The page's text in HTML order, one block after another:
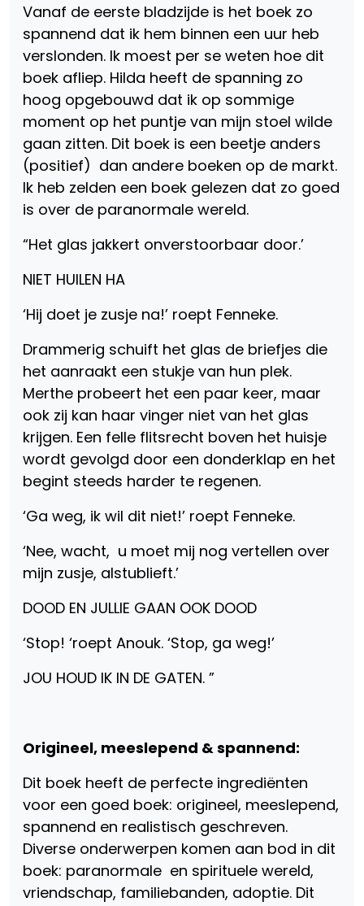
Vanaf de eerste bladzijde is het boek zo
spannend dat ik hem binnen een uur heb
verslonden. Ik moest per se weten hoe dit
boek afliep. Hilda heeft de spanning zo
hoog opgebouwd dat ik op sommige
moment op het puntje van mijn stoel wilde
gaan zitten. Dit boek is een beetje anders
(positief) dan andere boeken op de markt.
Ik heb zelden een boek gelezen dat zo goed
is over de paranormale wereld.
“Het glas jakkert onverstoorbaar door.’
NIET HUILEN HA
‘Hij doet je zusje na!’ roept Fenneke.
Drammerig schuift het glas de briefjes die
het aanraakt een stukje van hun plek.
Merthe probeert het een paar keer, maar
ook zij kan haar vinger niet van het glas
krijgen. Een felle flitsrecht boven het huisje
wordt gevolgd door een donderklap en het
begint steeds harder te regenen.
‘Ga weg, ik wil dit niet!’ roept Fenneke.
‘Nee, wacht, u moet mij nog vertellen over
mijn zusje, alstublieft.’
DOOD EN JULLIE GAAN OOK DOOD
‘Stop! ‘roept Anouk. ‘Stop, ga weg!’
JOU HOUD IK IN DE GATEN. ”
Origineel, meeslepend & spannend:
Dit boek heeft de perfecte ingrediënten
voor een goed boek: origineel, meeslepend,
spannend en realistisch geschreven.
Diverse onderwerpen komen aan bod in dit
boek: paranormale en spirituele wereld,
vriendschap, familiebanden, adoptie. Dit